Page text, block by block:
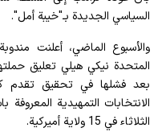
السياسي الجديدة بـ"خيبة أمل".
والأسبوع الماضي، أعلنت
المتحدة نيكي هيلي تعليق حملتها
بعد فشلها في تحقيق تقدم
الانتخابات التمهيدية المعروفة
الثلاثاء في 15 ولاية أميركية.